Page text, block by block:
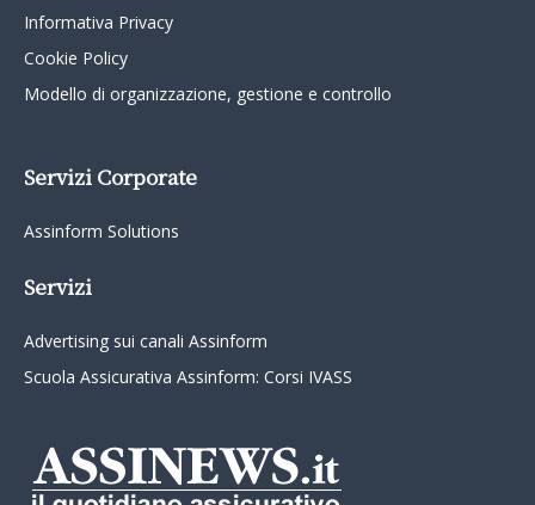
Informativa Privacy
Cookie Policy
Modello di organizzazione, gestione e controllo
Servizi Corporate
Assinform Solutions
Servizi
Advertising sui canali Assinform
Scuola Assicurativa Assinform: Corsi IVASS